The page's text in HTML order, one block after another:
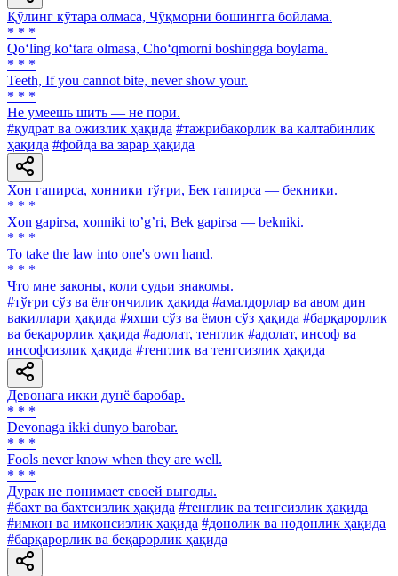
Қўлинг кўтара олмаса, Чўқморни бошингга бойлама.
* * *
Qo‘ling ko‘tara olmasa, Cho‘qmorni boshingga boylama.
* * *
Teeth, If you cannot bite, never show your.
* * *
He умеешь шить — не пори.
#қудрат ва ожизлик ҳақида #тажрибакорлик ва калтабинлик
ҳақида #фойда ва зарар ҳақида
Хон гапирса, хонники тўғри, Бек гапирса — бекники.
* * *
Xon gapirsa, xonniki toʼgʼri, Bek gapirsa — bekniki.
* * *
To take the law into one's own hand.
* * *
Что мне законы, коли судьи знакомы.
#тўғри сўз ва ёлғончилик ҳақида #амалдорлар ва авом дин
вакиллари ҳақида #яхши сўз ва ёмон сўз ҳақида #барқарорлик
ва беқарорлик ҳақида #адолат, тенглик #адолат, инсоф ва
инсофсизлик ҳақида #тенглик ва тенгсизлик ҳақида
Девонага икки дунё баробар.
* * *
Devonaga ikki dunyo barobar.
* * *
Fools never know when they are well.
* * *
Дурак не понимает своей выгоды.
#бахт ва бахтсизлик ҳақида #тенглик ва тенгсизлик ҳақида
#имкон ва имконсизлик ҳақида #донолик ва нодонлик ҳақида
#барқарорлик ва беқарорлик ҳақида